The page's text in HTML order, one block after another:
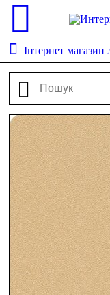
Інтернет магазин